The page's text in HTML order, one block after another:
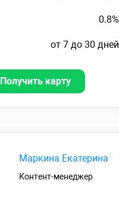
0.8%
от 7 до 30 дней
Получить карту
Маркина Екатерина
Контент-менеджер